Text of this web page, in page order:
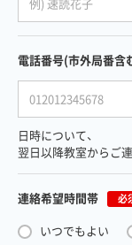
電話番号(市外局番含
日時について、
翌日以降教室からご
連絡希望時間帯 必
いつでもよい